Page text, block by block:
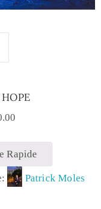
Rapide
Patrick Moles